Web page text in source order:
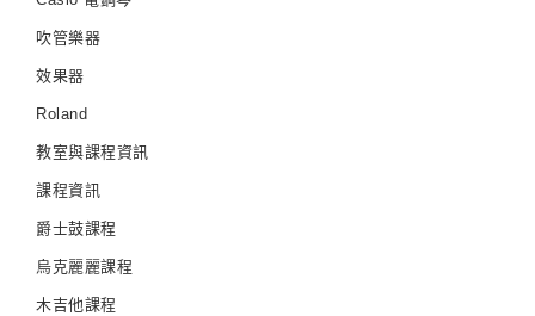
吹管樂器
效果器
Roland
教室與課程資訊
課程資訊
爵士鼓課程
烏克麗麗課程
木吉他課程